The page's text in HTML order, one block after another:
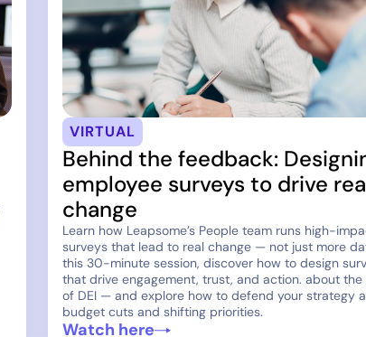
VIRTUAL
Behind the feedback:
employee surveys to drive
change
Learn how Leapsome’s People team runs high-
surveys that lead to real change — not just more
this 30-minute session, discover how to design
that drive engagement, trust, and action. about
of DEI — and explore how to defend your strategy
budget cuts and shifting priorities.
Watch here